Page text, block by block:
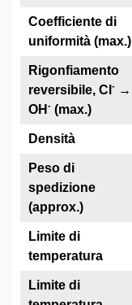
Coefficiente di
uniformità (max.)
Rigonfiamento
reversibile, Cl - →
OH - (max.)
Densità
Peso di
spedizione
(approx.)
Limite di
temperatura
Limite di